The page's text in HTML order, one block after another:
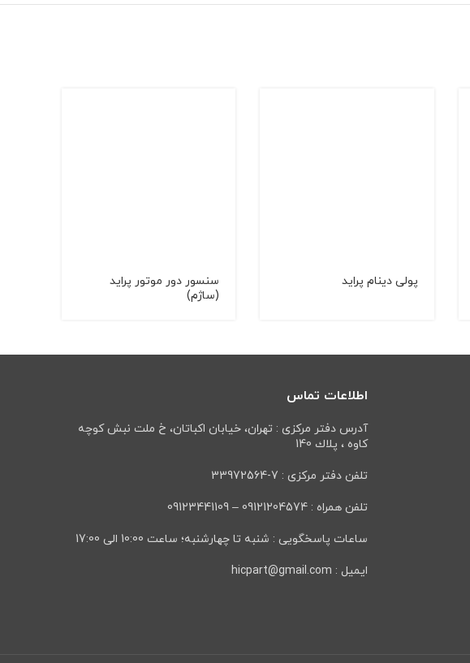
پولی دینام پراید
سنسور دور موتور پراید
(ساژم)
اطلاعات تماس
آدرس دفتر مرکزی : تهران، خيابان اكباتان، خ ملت نبش كوچه
كاوه ، پلاك 140
تلفن دفتر مرکزی : 7-33972564
تلفن همراه : 09121204574 – 09123441109
ساعات پاسخگویی : شنبه تا چهارشنبه؛ ساعت 10:00 الی 17:00
ایمیل : hicpart@gmail.com